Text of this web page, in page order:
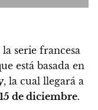
serie francesa
está basada en
, la cual llegará a
de diciembre.